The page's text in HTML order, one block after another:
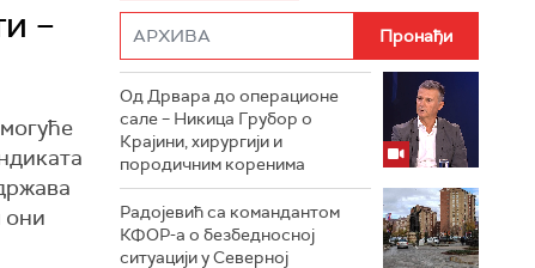
–
они
Од Дрвара до операционе
сале – Никица Грубор о
Крајини, хирургији и
породичним коренима
Радојевић са командантом
КФОР-а о безбедносној
ситуацији у Северној